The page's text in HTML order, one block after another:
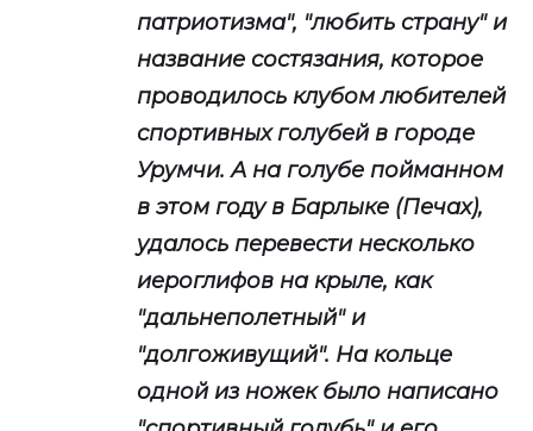
патриотизма", "любить страну" и
название состязания, которое
проводилось клубом любителей
спортивных голубей в городе
Урумчи. А на голубе пойманном
в этом году в Барлыке (Печах),
удалось перевести несколько
иероглифов на крыле, как
"дальнеполетный" и
"долгоживущий". На кольце
одной из ножек было написано